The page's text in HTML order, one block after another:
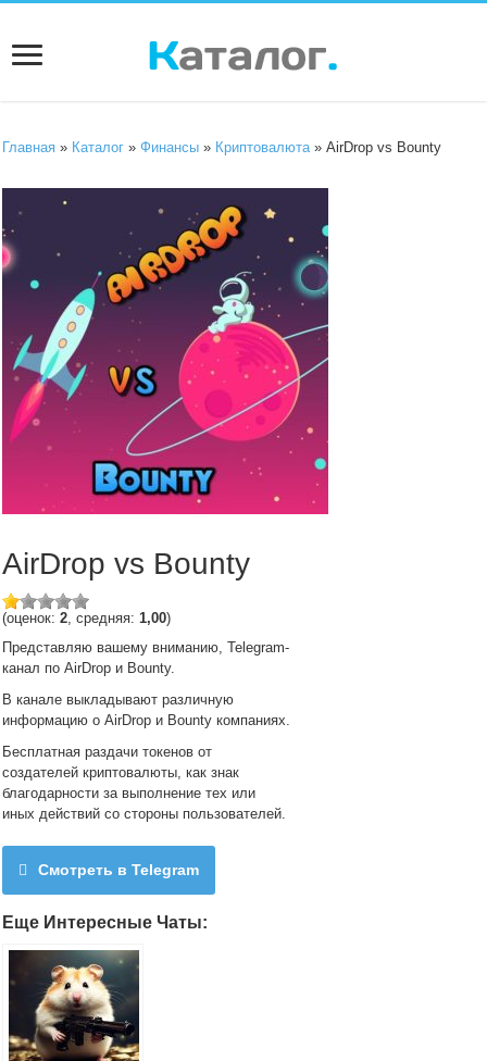
Главная » Каталог »Финансы » Криптовалюта » AirDrop vs Bounty
AirDrop vs Bounty
(оценок:2, средняя:1,00)
Представляю вашему вниманию, Telegram-
канал по AirDrop и Bounty.
В канале выкладывают различную
информацию о AirDrop и Bounty компаниях.
Бесплатная раздачи токенов от
создателей криптовалюты, как знак
благодарности за выполнение тех или
иных действий со стороны пользователей.
Смотреть в Telegram
Еще Интересные Чаты: